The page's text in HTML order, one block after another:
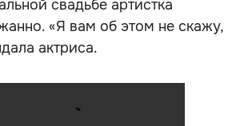
свадьбе артистка
«Я вам об этом не скажу,
актриса.